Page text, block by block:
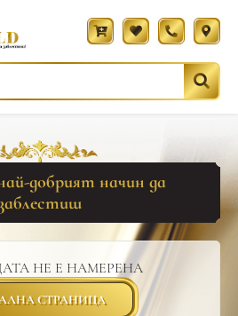
добрият начин да
НЕ Е НАМЕРЕНА
СТРАНИЦА